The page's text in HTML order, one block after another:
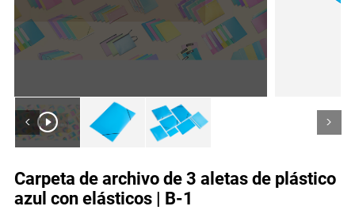
Português
Русский язык
>
<
Carpeta de archivo de 3 aletas de plástico
azul con elásticos | B-1